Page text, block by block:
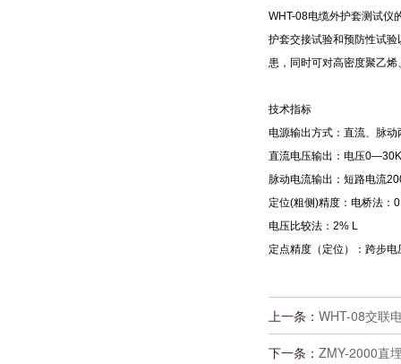
WHT-08电缆外护套测试仪
护套交接试验和预防性试
患，同时可对高密度聚乙
技术指标
电源输出方式：直流、脉动
直流电压输出：电压
脉动电流输出：短路电流
定位(粗侧)精度：电桥法：
电压比较法：2% L
定点精度（定位）：跨步
上一条： WHT-08交联
下一条： ZMY-2000直